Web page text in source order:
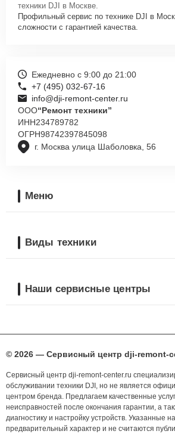
техники DJI в Москве.
Профильный сервис по технике DJI в
сложности с гарантией качества.
г. Москва улица Шаболовка, 56
Ежедневно с 9:00 до 21:00
+7 (495) 032-67-16
info@dji-remont-center.ru
ООО“Ремонт техники”
ИНН234789782
ОГРН98742397845098
Меню
Виды техники
Наши сервисные центры
© 2026 — Сервисный центр dji-remont-
Сервисный центр dji-remont-center.ru
обслуживании техники DJI, но не является
центром бренда. Предлагаем качественные
неисправностей после окончания гарантии, а
диагностику и настройку устройств. Указанные
предварительный характер и не считаются